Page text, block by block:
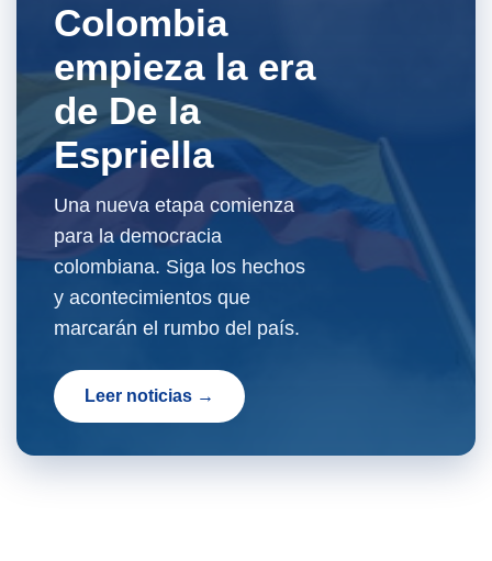
Colombia
empieza la era
de De la
Espriella
Una nueva etapa comienza
para la democracia
colombiana. Siga los hechos
y acontecimientos que
marcarán el rumbo del país.
Leer noticias →